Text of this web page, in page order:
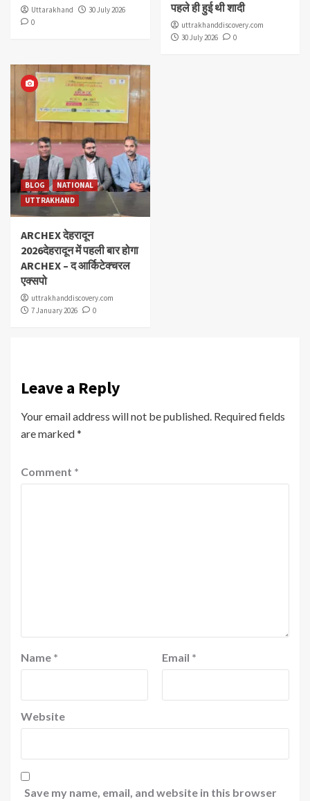
Uttarakhand
30 July 2026
0
पहले ही हुई थी शादी
uttrakhanddiscovery.com
30 July 2026
0
BLOG
NATIONAL
UTTRAKHAND
ARCHEX देहरादून
2026देहरादून में पहली बार होगा
ARCHEX – द आर्किटेक्चरल
एक्सपो
uttrakhanddiscovery.com
7 January 2026
0
Leave a Reply
Your email address will not be published. Required fields
are marked*
Comment *
Name * Email *
Website
Save my name, email, and website in this browser